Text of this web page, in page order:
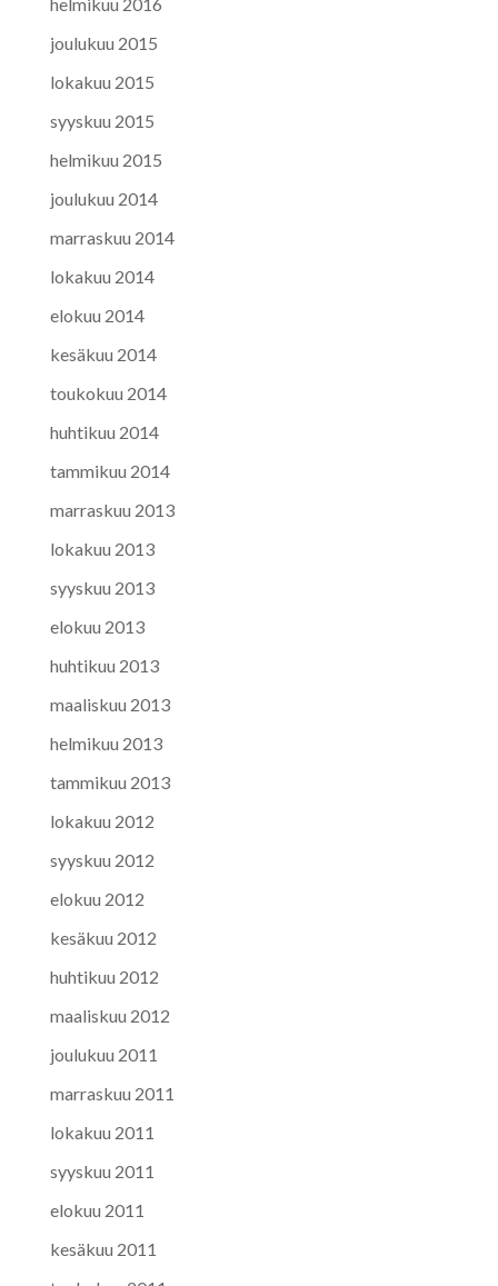
joulukuu 2015
lokakuu 2015
syyskuu 2015
helmikuu 2015
joulukuu 2014
marraskuu 2014
lokakuu 2014
elokuu 2014
kesäkuu 2014
toukokuu 2014
huhtikuu 2014
tammikuu 2014
marraskuu 2013
lokakuu 2013
syyskuu 2013
elokuu 2013
huhtikuu 2013
maaliskuu 2013
helmikuu 2013
tammikuu 2013
lokakuu 2012
syyskuu 2012
elokuu 2012
kesäkuu 2012
huhtikuu 2012
maaliskuu 2012
joulukuu 2011
marraskuu 2011
lokakuu 2011
syyskuu 2011
elokuu 2011
kesäkuu 2011